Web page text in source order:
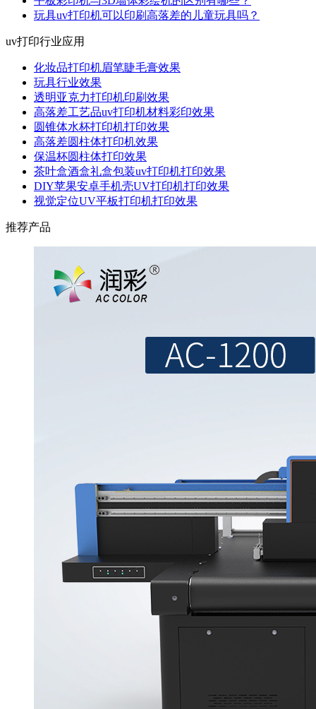
玩具uv打印机可以印刷高落差的儿童玩具吗？
uv打印行业应用
化妆品打印机眉笔睫毛膏效果
玩具行业效果
透明亚克力打印机印刷效果
高落差工艺品uv打印机材料彩印效果
圆锥体水杯打印机打印效果
高落差圆柱体打印机效果
保温杯圆柱体打印效果
茶叶盒酒盒礼盒包装uv打印机打印效果
DIY苹果安卓手机壳UV打印机打印效果
视觉定位UV平板打印机打印效果
推荐产品